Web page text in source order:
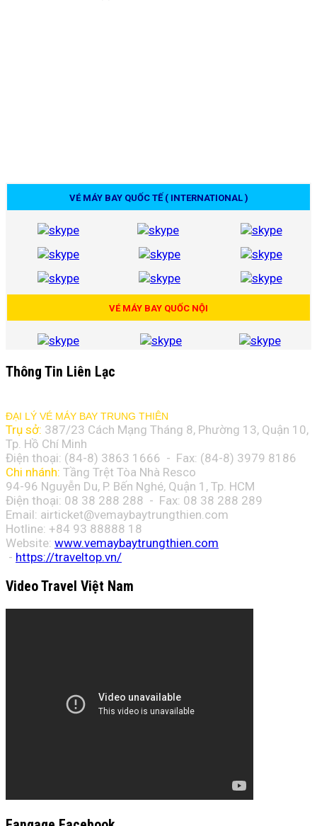
VÉ MÁY BAY QUỐC TẾ ( INTERNATIONAL )
VÉ MÁY BAY QUỐC NỘI
Thông Tin Liên Lạc
ĐẠI LÝ VÉ MÁY BAY TRUNG THIÊN
Trụ sở: 387/23 Cách Mạng Tháng 8, Phường 13, Quận 10,
Tp. Hồ Chí Minh
Điện thoại: (84-8) 3863 1666 - Fax: (84-8) 3979 8186
Chi nhánh: Tầng Trệt Tòa Nhà Resco
94-96 Nguyễn Du, P. Bến Nghé, Quận 1, Tp. HCM
Điện thoại: 08 38 288 288 - Fax: 08 38 288 289
Email: airticket@vemaybaytrungthien.com
Hotline: +84 93 88888 18
Website: www.vemaybaytrungthien.com
- https://traveltop.vn/
Video Travel Việt Nam